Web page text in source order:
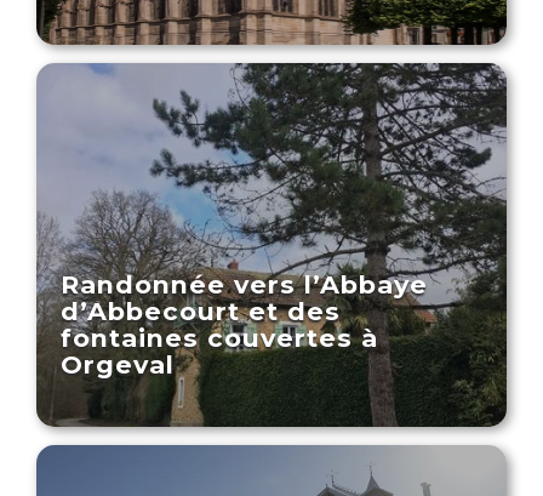
Randonnée vers l’Abbaye
d’Abbecourt et des
fontaines couvertes à
Orgeval